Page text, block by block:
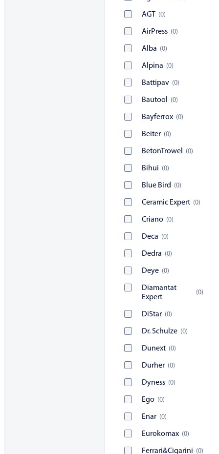
AGT (0)
AirPress (0)
Alba (0)
Alpina (0)
Battipav (0)
Bautool (0)
Bayferrox (0)
Beiter (0)
BetonTrowel (0)
Bihui (0)
Blue Bird (0)
Ceramic Expert (0)
Criano (0)
Deca (0)
Dedra (0)
Deye (0)
Diamantat
Expert
(0)
DiStar (0)
Dr. Schulze (0)
Dunext (0)
Durher (0)
Dyness (0)
Ego (0)
Enar (0)
Eurokomax (0)
Ferrari&Cigarini (0)